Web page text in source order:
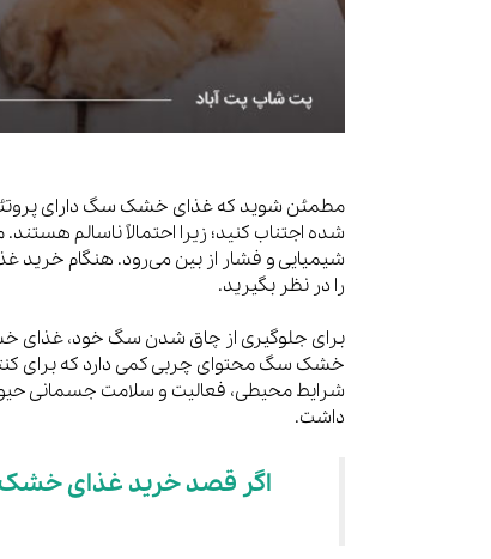
مطمئن شوید که غذای خشک سگ دارای
شده اجتناب کنید؛ زیرا احتمالاً ناسالم
شیمیایی و فشار از بین می‌رود. هنگام
را در نظر بگیرید.
برای جلوگیری از چاق شدن سگ خود، غذای
خشک سگ محتوای چربی کمی دارد که برای
شرایط محیطی، فعالیت و سلامت جسمانی
داشت.